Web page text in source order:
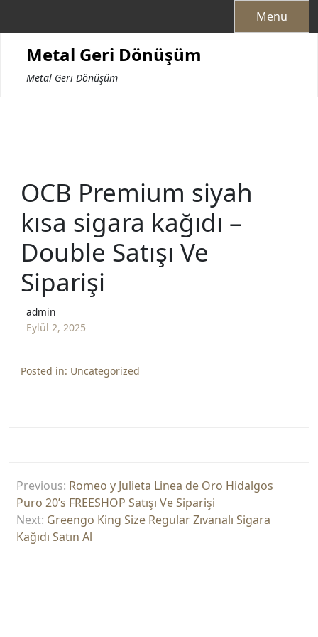
Menu
Metal Geri Dönüşüm
Metal Geri Dönüşüm
OCB Premium siyah
kısa sigara kağıdı –
Double Satışı Ve
Siparişi
admin
Eylül 2, 2025
Posted in: Uncategorized
gezinmesi
Previous: Romeo y Julieta Linea de Oro Hidalgos
Puro 20’s FREESHOP Satışı Ve Siparişi
Next: Greengo King Size Regular Zıvanalı Sigara
Kağıdı Satın Al